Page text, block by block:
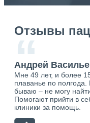
Отзывы
“
Андрей
Мне 49 лет, и более
плаванье по
бываю – не могу
Помогают прийти в
клиники за помощь.